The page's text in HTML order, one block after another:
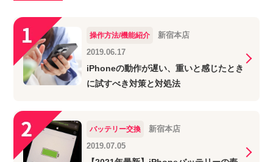
操作方法/機能紹介
新宿本店
2019.06.17
iPhoneの動作が遅い、重いと感じたとき
に試すべき対策と対処法
バッテリー交換
新宿本店
2019.07.05